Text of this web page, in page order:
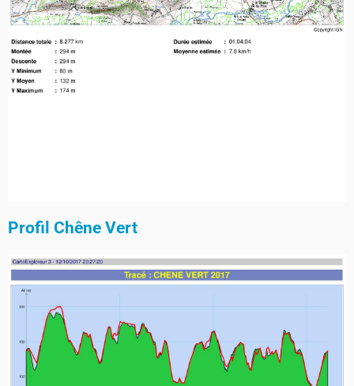
Profil Chêne Vert